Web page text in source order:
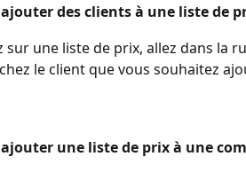
des clients à une liste de
sur une liste de prix, allez dans la
le client que vous souhaitez
une liste de prix à une